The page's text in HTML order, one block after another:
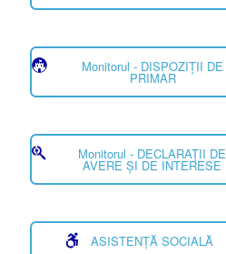
Monitorul - DISPOZIȚII DE
PRIMAR
Monitorul - DECLARAȚII DE
AVERE ȘI DE INTERESE
ASISTENȚĂ SOCIALĂ